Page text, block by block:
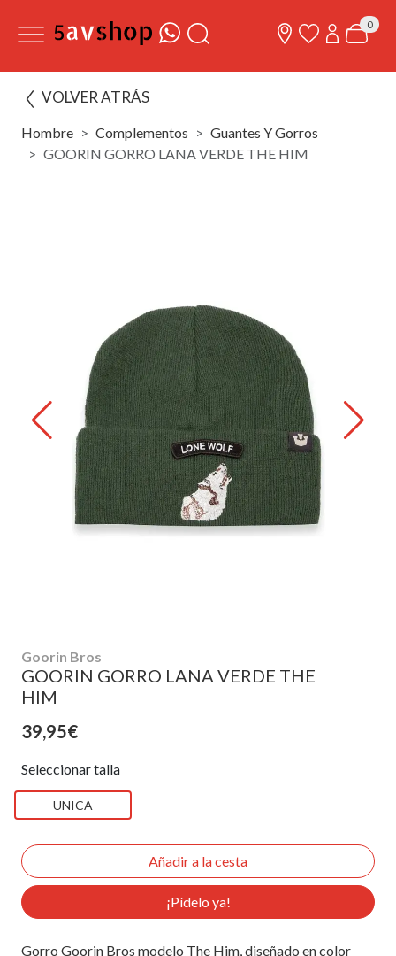
0
VOLVER ATRÁS
Hombre Complementos
Guantes Y Gorros
GOORIN GORRO LANA VERDE THE HIM
Goorin Bros
GOORIN GORRO LANA VERDE THE
HIM
39,95€
Seleccionar talla
UNICA
¡Pídelo ya!
Gorro Goorin Bros modelo The Him, diseñado en color